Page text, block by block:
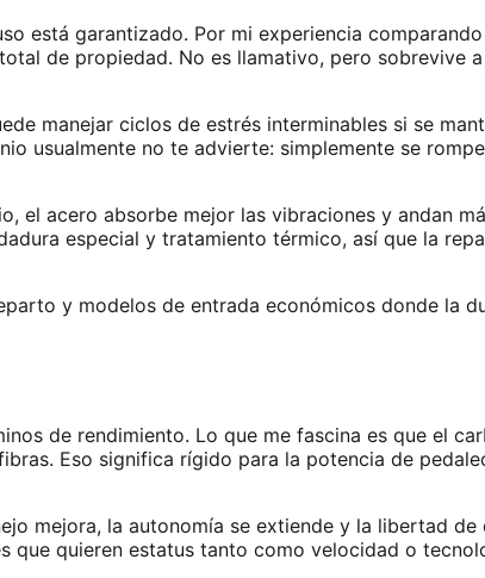
está garantizado. Por mi experiencia
de propiedad. No es llamativo, pero sobrevive
manejar ciclos de estrés interminables si se
usualmente no te advierte: simplemente se
el acero absorbe mejor las vibraciones y andan
especial y tratamiento térmico, así que la
y modelos de entrada económicos donde la
de rendimiento. Lo que me fascina es que el
Eso significa rígido para la potencia de
mejora, la autonomía se extiende y la libertad
que quieren estatus tanto como velocidad o